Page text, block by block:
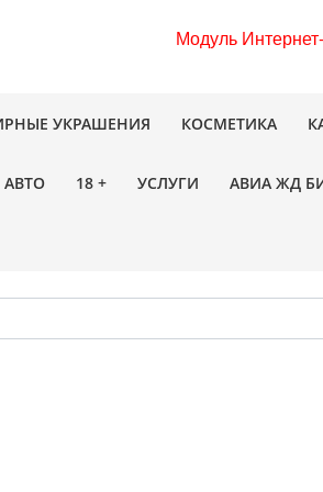
Модуль
УКРАШЕНИЯ КОСМЕТИКА
АВТО 18 + УСЛУГИ АВИА ЖД